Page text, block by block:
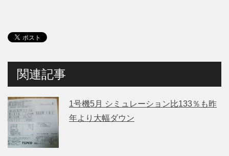
関連記事
1号機5月 シミュレーション比133％も昨
年より大幅ダウン